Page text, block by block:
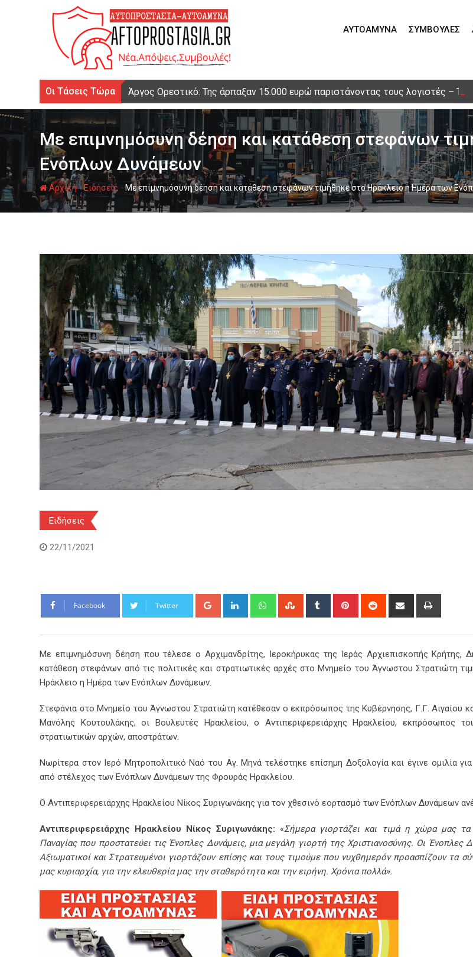
ΑΥΤΟΆΜΥΝΑ
ΣΥΜΒΟΥΛΈΣ
Οι Τάσεις Τώρα Άργος Ορεστικό: Της άρπαξαν 15.000 ευρώ παριστάνοντας τους λογιστές –
Με επιμνημόσυνη δέηση και κατάθεση στεφάνων
Ενόπλων Δυνάμεων
Αρχική-Ειδήσεις - Με επιμνημόσυνη δέηση και κατάθεση στεφάνων τιμήθηκε στο Ηράκλειο η Hμέρα των
Ειδήσεις
22/11/2021
Facebook Twitter Google+ LinkedIn WhatsappStumbleUpon
Tumblr Pinterest Reddit
Share
Με επιμνημόσυνη δέηση που τέλεσε o Αρχιμανδρίτης, Ιεροκήρυκας της Ιεράς Αρχιεπισκοπής Κρήτης,
κατάθεση στεφάνων από τις πολιτικές και στρατιωτικές αρχές στο Μνημείο του Άγνωστου Στρατιώτη
Ηράκλειο η Ημέρα των Ενόπλων Δυνάμεων.
Στεφάνια στο Μνημείο του Άγνωστου Στρατιώτη κατέθεσαν ο εκπρόσωπος της Κυβέρνησης, Γ.Γ. Αιγαίου
Μανόλης Κουτουλάκης, οι Βουλευτές Ηρακλείου, ο Αντιπεριφερειάρχης Ηρακλείου, εκπρόσωπος
στρατιωτικών αρχών, αποστράτων.
Νωρίτερα στον Ιερό Μητροπολιτικό Ναό του Αγ. Μηνά τελέστηκε επίσημη Δοξολογία και έγινε ομιλία
από στέλεχος των Ενόπλων Δυνάμεων της Φρουράς Ηρακλείου.
Ο Αντιπεριφερειάρχης Ηρακλείου Νίκος Συριγωνάκης για τον χθεσινό εορτασμό των Ενόπλων Δυνάμεων
Αντιπεριφερειάρχης Ηρακλείου Νίκος Συριγωνάκης: «Σήμερα γιορτάζει και τιμά η χώρα μας
Παναγίας που προστατεύει τις Ένοπλες Δυνάμεις, μια μεγάλη γιορτή της Χριστιανοσύνης. Οι Ένοπλες
Αξιωματικοί και Στρατευμένοι γιορτάζουν επίσης και τους τιμούμε που νυχθημερόν προασπίζουν τα
μας κυριαρχία, για την ελευθερία μας την σταθερότητα και την ειρήνη. Χρόνια πολλά».